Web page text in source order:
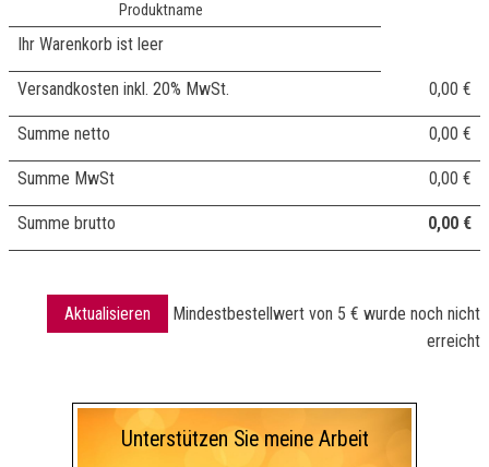
Produktname
Ihr Warenkorb ist leer
Versandkosten inkl. 20% MwSt. 0,00 €
Summe netto 0,00 €
Summe MwSt 0,00 €
Summe brutto 0,00 €
Mindestbestellwert von 5 € wurde noch nicht
erreicht
Unterstützen Sie meine Arbeit